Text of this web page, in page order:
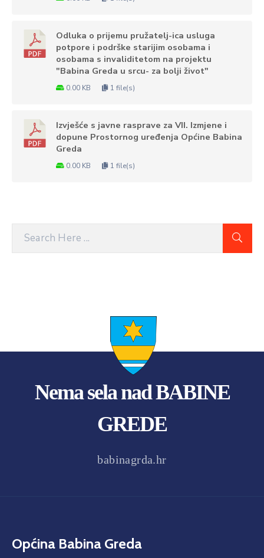
Odluka o prijemu pružatelj-ica usluga
potpore i podrške starijim osobama i
osobama s invaliditetom na projektu
"Babina Greda u srcu- za bolji život"
0.00 KB 1 file(s)
Izvješće s javne rasprave za VII. Izmjene i
dopune Prostornog uređenja Općine Babina
Greda
0.00 KB 1 file(s)
Nema sela nad BABINE
GREDE
babinagrda.hr
Općina Babina Greda